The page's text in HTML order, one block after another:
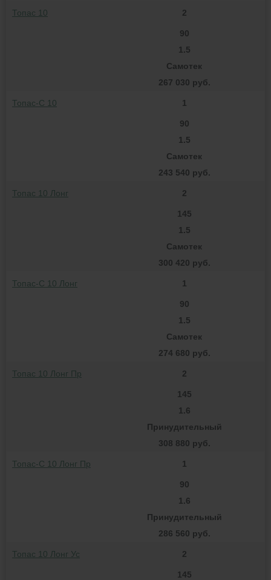
Топас 10 2
90
1.5
Самотек
267 030 руб.
Топас-С 10 1
90
1.5
Самотек
243 540 руб.
Топас 10 Лонг 2
145
1.5
Самотек
300 420 руб.
Топас-С 10 Лонг 1
90
1.5
Самотек
274 680 руб.
Топас 10 Лонг Пр 2
145
1.6
Принудительный
308 880 руб.
Топас-С 10 Лонг Пр 1
90
1.6
Принудительный
286 560 руб.
Топас 10 Лонг Ус 2
145